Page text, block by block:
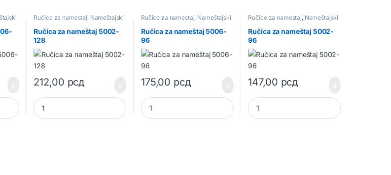
128 quantity
Ručice za namestaj, Nameštajski
Ručica za nameštaj 5002-
128
212,00 рсд
Ručica za nameštaj 5002-128 quantity
Ručice za namestaj, Nameštajski
Ručica za nameštaj 5006-
96
175,00 рсд
Ručica za nameštaj 5006-96 quantity
Ručice za namestaj, Nameštajski
Ručica za nameštaj 5002-
96
147,00 рсд
Ručica za nameštaj 5002-96 quantity